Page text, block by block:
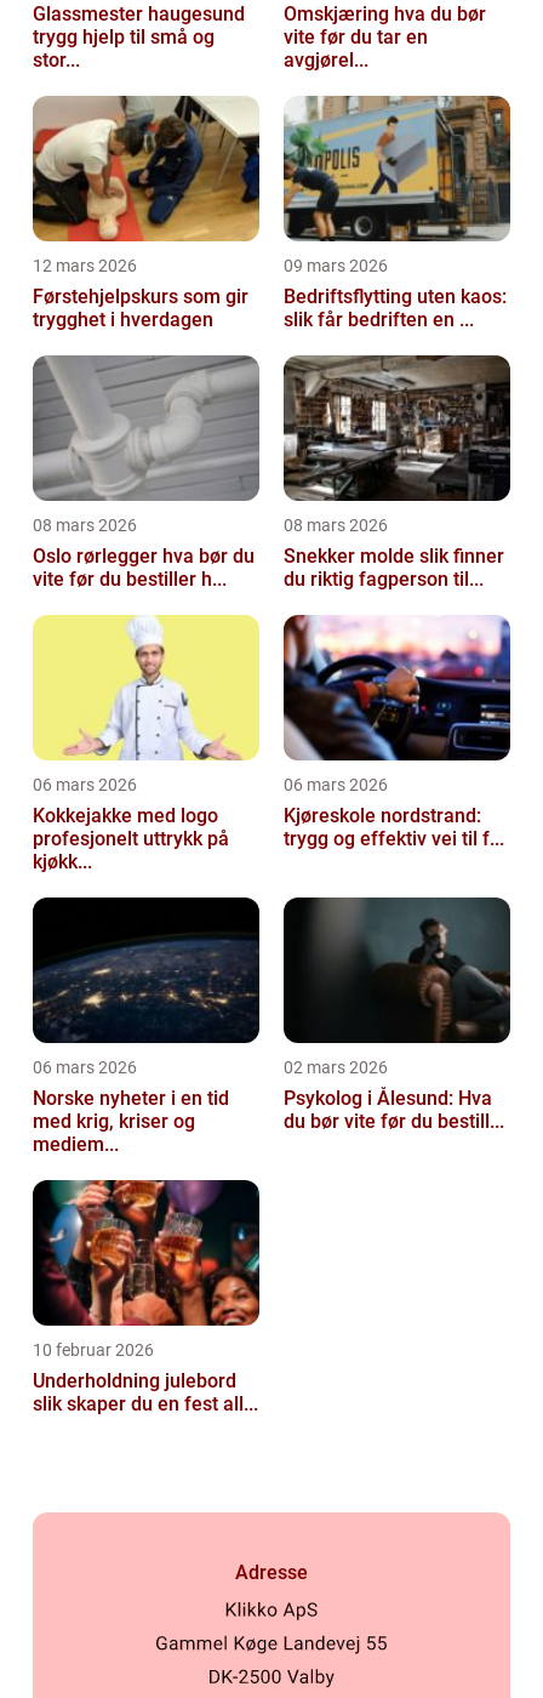
Glassmester haugesund
trygg hjelp til små og
stor...
Omskjæring hva du bør
vite før du tar en
avgjørel...
12 mars 2026
Førstehjelpskurs som gir
trygghet i hverdagen
09 mars 2026
Bedriftsflytting uten kaos:
slik får bedriften en ...
08 mars 2026
Oslo rørlegger hva bør du
vite før du bestiller h...
08 mars 2026
Snekker molde slik finner
du riktig fagperson til...
06 mars 2026
Kokkejakke med logo
profesjonelt uttrykk på
kjøkk...
06 mars 2026
Kjøreskole nordstrand:
trygg og effektiv vei til f...
06 mars 2026
Norske nyheter i en tid
med krig, kriser og
mediem...
02 mars 2026
Psykolog i Ålesund: Hva
du bør vite før du bestill...
10 februar 2026
Underholdning julebord
slik skaper du en fest all...
Adresse